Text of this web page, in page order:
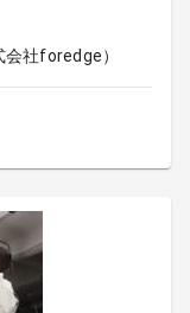
社foredge）